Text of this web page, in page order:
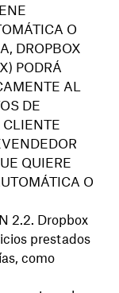
O
DROPBOX
PODRÁ
AL
DE
QUIERE
O
2.2. Dropbox
prestados
como